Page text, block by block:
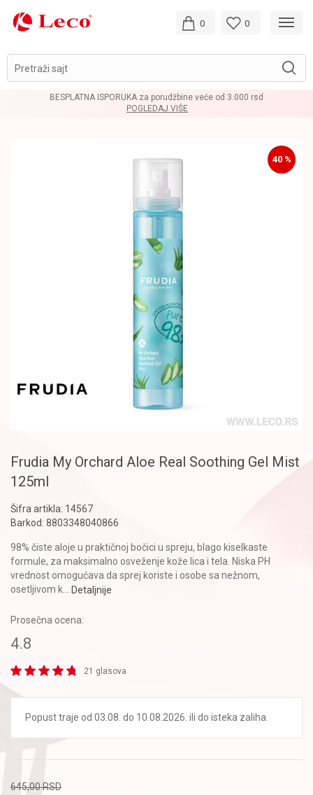
Pretraži sajt
0 0
BESPLATNA ISPORUKA za porudžbine veće od 3.000 rsd
POGLEDAJ VIŠE
40 %
Frudia My Orchard Aloe Real Soothing Gel Mist
125ml
Šifra artikla: 14567
Barkod: 8803348040866
98% čiste aloje u praktičnoj bočici u spreju, blago kiselkaste
formule, za maksimalno osveženje kože lica i tela. Niska PH
vrednost omogućava da sprej koriste i osobe sa nežnom,
osetljivom k
Detaljnije
Prosečna ocena:
4.8
21 glasova
Popust traje od 03.08. do 10.08.2026. ili do isteka zaliha.
645,00RSD